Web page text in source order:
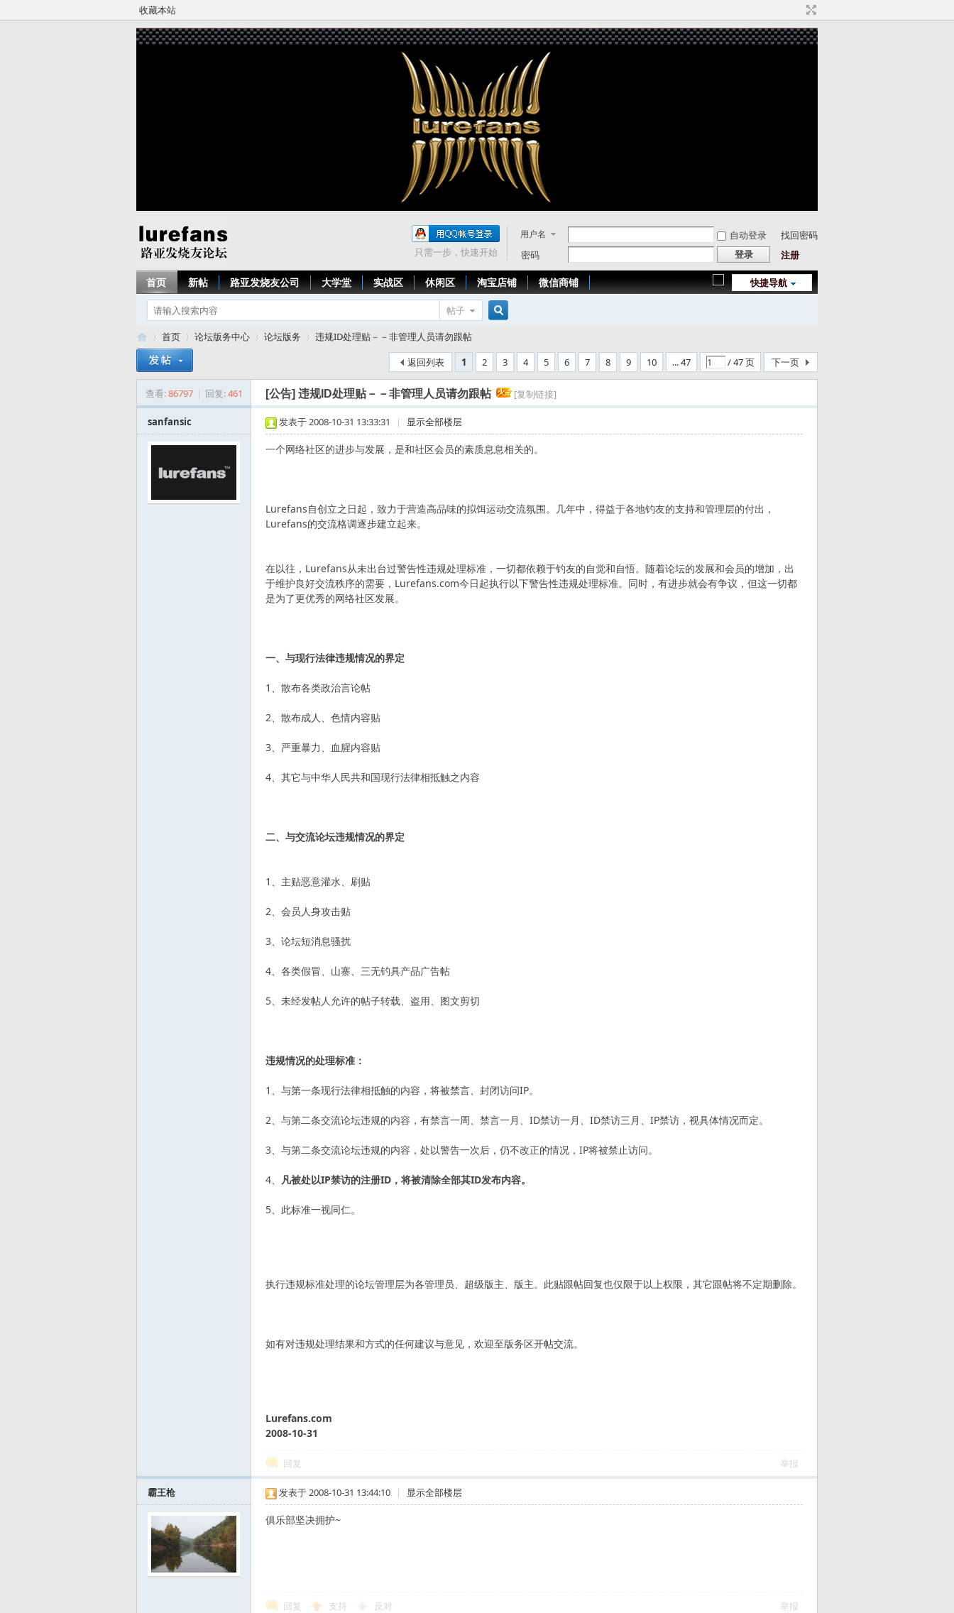
收藏本站
用户名 自动登录
找回密码
密码
登录 注册
只需一步，快速开始
快捷导航
首页 新帖 路亚发烧友公司 大学堂 实战区 休闲区 淘宝店铺 微信商铺
帖子
索
»
首页
›
论坛版务中心 论坛版务
›
违规ID处理贴－－非管理人员请勿跟帖
1
2 3 4 5 6 7 8 9 10 ... 47 / 47 页 下一页
返回列表
查看:86797 | 回复:461 [公告] 违规ID处理贴－－非管理人员请勿跟帖 [复制链接]
sanfansic 发表于 2008-10-31 13:33:31 | 显示全部楼层
一个网络社区的进步与发展，是和社区会员的素质息息相关的。
Lurefans自创立之日起，致力于营造高品味的拟饵运动交流氛围。几年中，得益于各地钓友的支持和管理层的付出，
Lurefans的交流格调逐步建立起来。
在以往，Lurefans从未出台过警告性违规处理标准，一切都依赖于钓友的自觉和自悟。随着论坛的发展和会员的增加，出
于维护良好交流秩序的需要，Lurefans.com今日起执行以下警告性违规处理标准。同时，有进步就会有争议，但这一切都
是为了更优秀的网络社区发展。
一、与现行法律违规情况的界定
1、散布各类政治言论帖
2、散布成人、色情内容贴
3、严重暴力、血腥内容贴
4、其它与中华人民共和国现行法律相抵触之内容
二、与交流论坛违规情况的界定
1、主贴恶意灌水、刷贴
2、会员人身攻击贴
3、论坛短消息骚扰
4、各类假冒、山寨、三无钓具产品广告帖
5、未经发帖人允许的帖子转载、盗用、图文剪切
违规情况的处理标准：
1、与第一条现行法律相抵触的内容，将被禁言、封闭访问IP。
2、与第二条交流论坛违规的内容，有禁言一周、禁言一月、ID禁访一月、ID禁访三月、IP禁访，视具体情况而定。
3、与第二条交流论坛违规的内容，处以警告一次后，仍不改正的情况，IP将被禁止访问。
4、 凡被处以IP禁访的注册ID，将被清除全部其ID发布内容。
5、此标准一视同仁。
执行违规标准处理的论坛管理层为各管理员、超级版主、版主。此贴跟帖回复也仅限于以上权限，其它跟帖将不定期删除。
如有对违规处理结果和方式的任何建议与意见，欢迎至版务区开帖交流。
Lurefans.com
2008-10-31
回复 举报
霸王枪 发表于 2008-10-31 13:44:10 | 显示全部楼层
俱乐部坚决拥护~
回复 支持 反对 举报